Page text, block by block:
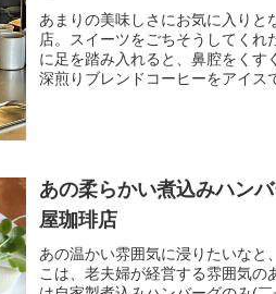
あまりの美味しさにお気に入りと
店。スイーツをごちそうしてくれ
に足を踏み入れると、鼻腔をくす
深煎りブレンドコーヒーをアイス
あの柔らかい煮込みハン
屋珈琲店
あの温かい雰囲気に浸りたいなと
こは、老夫婦が経営する雰囲気の